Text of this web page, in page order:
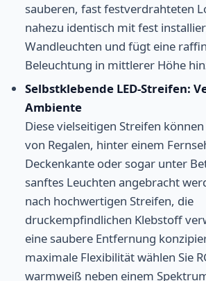
sauberen, fast festverdrahteten
nahezu identisch mit fest
Wandleuchten und fügt eine
Beleuchtung in mittlerer Höhe
Selbstklebende LED-Streifen:
Ambiente
Diese vielseitigen Streifen
von Regalen, hinter einem
Deckenkante oder sogar unter
sanftes Leuchten angebracht
nach hochwertigen Streifen, die
druckempfindlichen Klebstoff
eine saubere Entfernung
maximale Flexibilität wählen Sie
warmweiß neben einem